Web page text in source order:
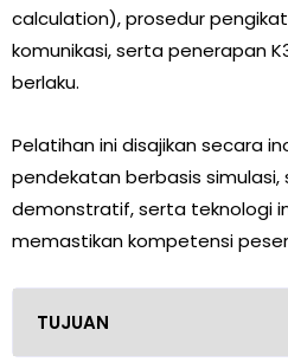
calculation), prosedur
komunikasi, serta penerapan
berlaku.
Pelatihan ini disajikan secara
pendekatan berbasis
demonstratif, serta teknologi
memastikan kompetensi
TUJUAN